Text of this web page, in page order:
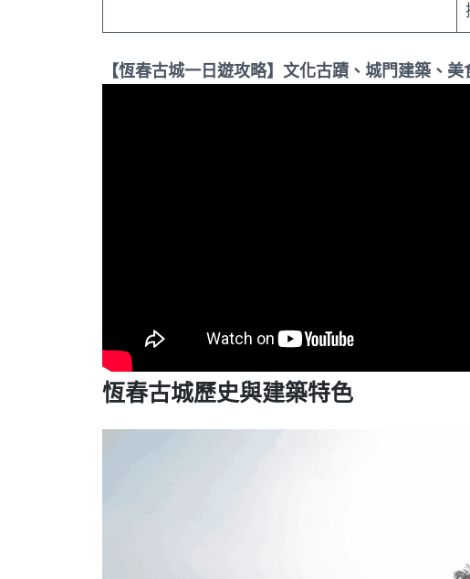
【恆春古城一日遊攻略】文化古蹟、城門建築、
恆春古城歷史與建築特色